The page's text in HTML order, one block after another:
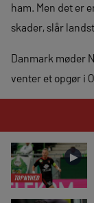
ham. Men det er
skader, slår
Danmark møder
venter et opgør i
TOPNYHED
►